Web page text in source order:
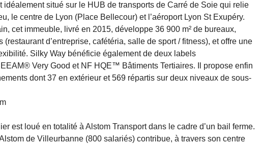
idéalement situé sur le HUB de transports de Carré de Soie qui relie
le centre de Lyon (Place Bellecour) et l’aéroport Lyon St Exupéry.
cet immeuble, livré en 2015, développe 36 900 m² de bureaux,
(restaurant d’entreprise, cafétéria, salle de sport / fitness), et offre une
Silky Way bénéficie également de deux labels
Very Good et NF HQE™ Bâtiments Tertiaires. Il propose enfin
dont 37 en extérieur et 569 répartis sur deux niveaux de sous-
est loué en totalité à Alstom Transport dans le cadre d’un bail ferme.
de Villeurbanne (800 salariés) contribue, à travers son centre